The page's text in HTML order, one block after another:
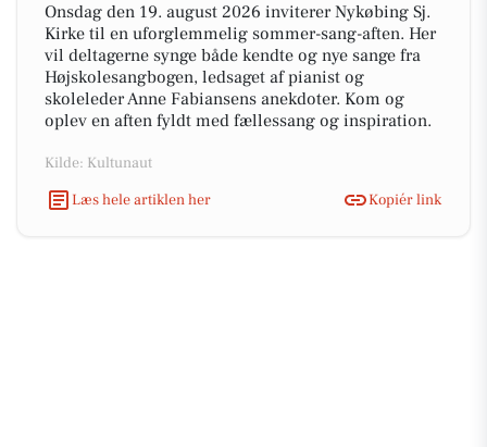
Onsdag den 19. august 2026 inviterer Nykøbing Sj.
Kirke til en uforglemmelig sommer-sang-aften. Her
vil deltagerne synge både kendte og nye sange fra
Højskolesangbogen, ledsaget af pianist og
skoleleder Anne Fabiansens anekdoter. Kom og
oplev en aften fyldt med fællessang og inspiration.
Kilde: Kultunaut
Læs hele artiklen her
Kopiér link